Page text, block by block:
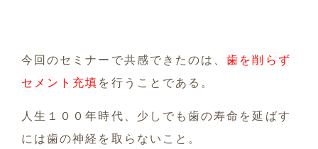
今回のセミナーで共感できたのは、歯を削らず
セメント充填 を行うことである。
人生１００年時代、少しでも歯の寿命を延ばす
には歯の神経を取らないこと。